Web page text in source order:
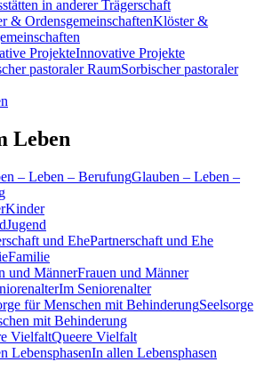
in anderer Trägerschaft
Klöster &
Innovative Projekte
Sorbischer pastoraler
Leben
Glauben – Leben –
Kinder
Jugend
Partnerschaft und Ehe
Familie
Frauen und Männer
Im Seniorenalter
Seelsorge
mit Behinderung
Queere Vielfalt
In allen Lebensphasen